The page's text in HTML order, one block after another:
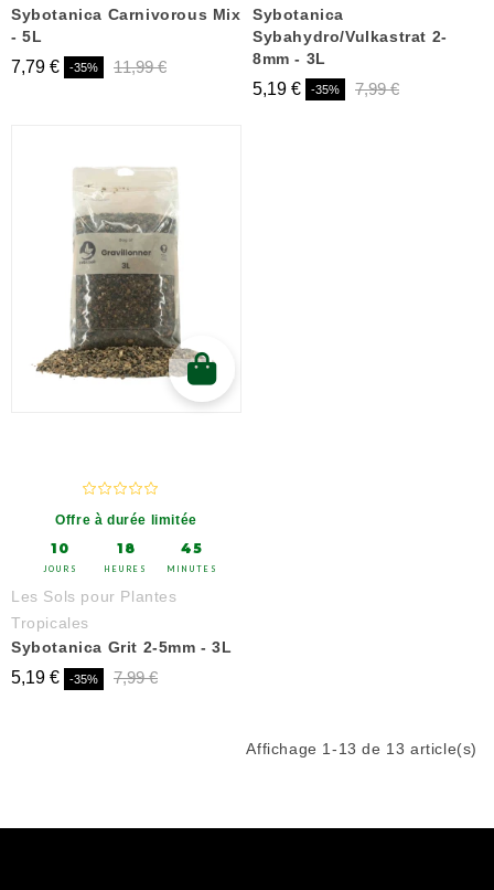
Sybotanica Carnivorous Mix
- 5L
7,79 € -35% 11,99 €
Sybotanica
Sybahydro/Vulkastrat 2-
8mm - 3L
5,19 € -35% 7,99 €
Offre à durée limitée
10
JOURS
18
HEURES
45
MINUTES
Les Sols pour Plantes
Tropicales
Sybotanica Grit 2-5mm - 3L
5,19 € -35% 7,99 €
Affichage 1-13 de 13 article(s)